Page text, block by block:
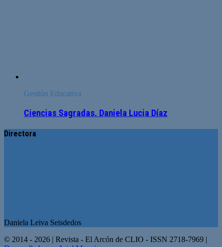
Gestión Educativa
Ciencias Sagradas. Daniela Lucia Díaz
Directora
Daniela Leiva Seisdedos
© 2014 - 2026 | Revista - El Arcón de CLIO - ISSN 2718-7969 |